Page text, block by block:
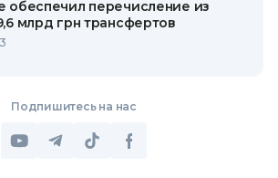
обеспечил перечисление из
млрд грн трансфертов
Подпишитесь на нас